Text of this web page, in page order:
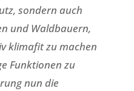
sondern auch
und Waldbauern,
klimafit zu machen
Funktionen zu
nun die